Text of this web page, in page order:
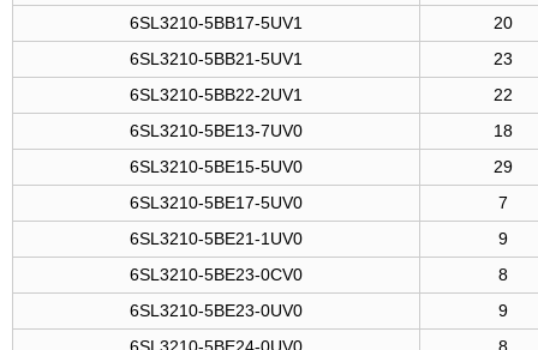
6SL3210-5BB17-5UV1
20
6SL3210-5BB21-5UV1
23
6SL3210-5BB22-2UV1
22
6SL3210-5BE13-7UV0
18
6SL3210-5BE15-5UV0
29
6SL3210-5BE17-5UV0
7
6SL3210-5BE21-1UV0
9
6SL3210-5BE23-0CV0
8
6SL3210-5BE23-0UV0
9